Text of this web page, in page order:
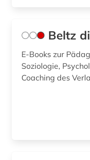
politik (1)
Beltz
E-Books zur
Soziologie,
Coaching des